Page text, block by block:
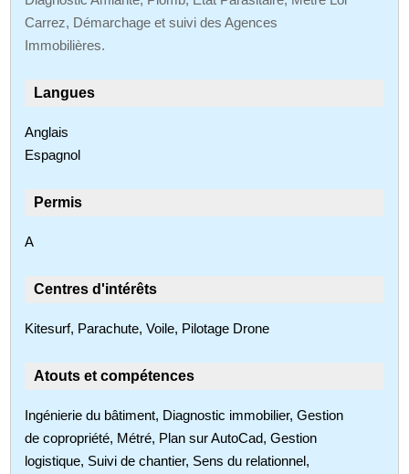
Carrez, Démarchage et suivi des Agences
Immobilières.
Langues
Anglais
Espagnol
Permis
A
Centres d'intérêts
Kitesurf, Parachute, Voile, Pilotage Drone
Atouts et compétences
Ingénierie du bâtiment, Diagnostic immobilier, Gestion
de copropriété, Métré, Plan sur AutoCad, Gestion
logistique, Suivi de chantier, Sens du relationnel,